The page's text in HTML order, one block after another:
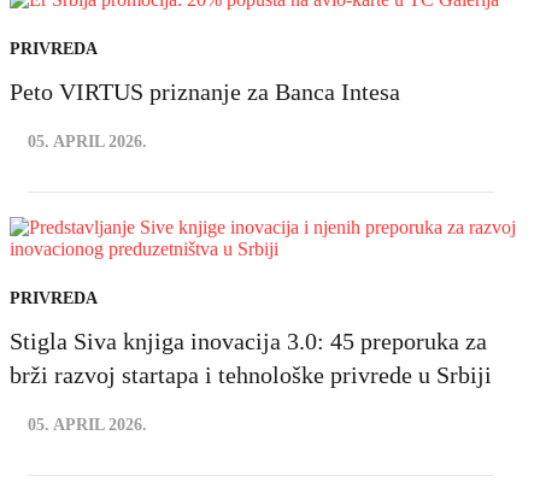
PRIVREDA
Peto VIRTUS priznanje za Banca Intesa
05. APRIL 2026.
PRIVREDA
Stigla Siva knjiga inovacija 3.0: 45 preporuka za
brži razvoj startapa i tehnološke privrede u Srbiji
05. APRIL 2026.